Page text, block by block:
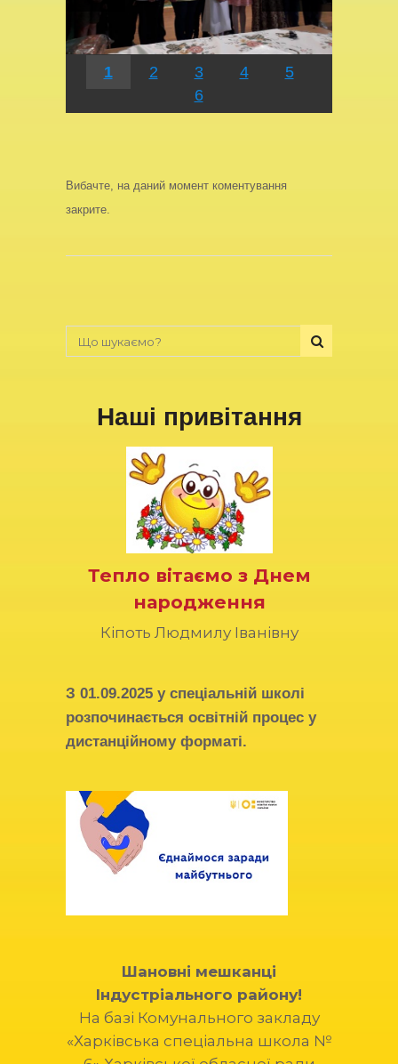
1 2 3 4
5
6
Вибачте, на даний момент коментування
закрите.
Наші привітання
Тепло вітаємо з Днем
народження
Кіпоть Людмилу Іванівну
З 01.09.2025 у спеціальній школі
розпочинається освітній процес у
дистанційному форматі.
Шановні мешканці
Індустріального району!
На базі Комунального закладу
«Харківська спеціальна школа №